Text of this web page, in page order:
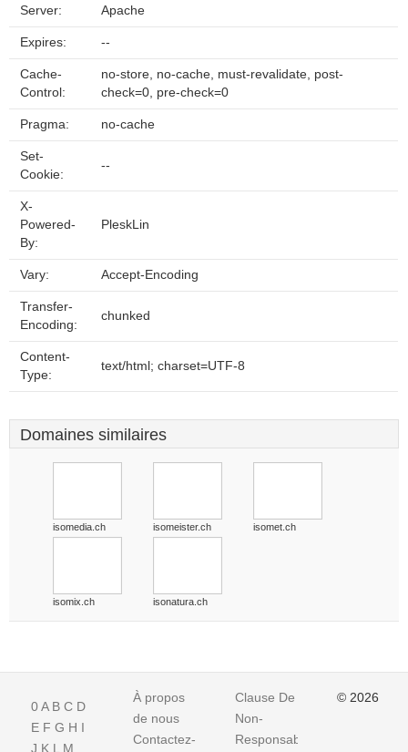
Server: Apache
Expires: --
Cache-
Control:
no-store, no-cache, must-revalidate, post-
check=0, pre-check=0
Pragma: no-cache
Set-
Cookie:
--
X-
Powered-
By:
PleskLin
Vary: Accept-Encoding
Transfer-
Encoding:
chunked
Content-
Type:
text/html; charset=UTF-8
Domaines similaires
isomedia.ch isomeister.ch isomet.ch
isomix.ch isonatura.ch
0A B C D
E F G H I
J K L M
À propos
de nous
Contactez-
Clause De
Non-
Responsabilite
© 2026